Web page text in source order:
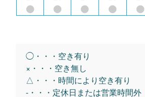
◯・・・空き有り
×・・・空き無し
△・・・時間により空き有り
-・・・定休日または営業時間外